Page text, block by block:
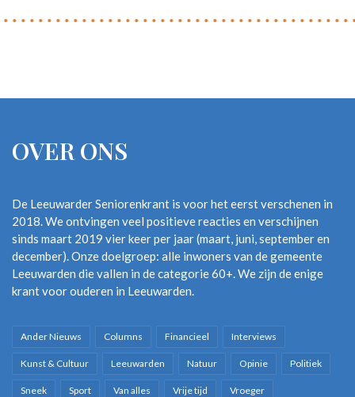
OVER ONS
De Leeuwarder Seniorenkrant is voor het eerst verschenen in
2018. We ontvingen veel positieve reacties en verschijnen
sinds maart 2019 vier keer per jaar (maart, juni, september en
december). Onze doelgroep: alle inwoners van de gemeente
Leeuwarden die vallen in de categorie 60+. We zijn de enige
krant voor ouderen in Leeuwarden.
Ander Nieuws Columns Financieel Interviews
Kunst & Cultuur Leeuwarden Natuur Opinie Politiek
Sneek Sport Van alles Vrije tijd Vroeger